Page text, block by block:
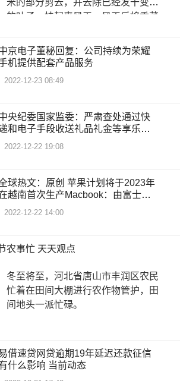
米的部分剪去，并去除已经发干变黄
的叶子。挂起来风干，风干后将香菜
京电子董秘回复：公司持续为荣耀
机提供配套产品服务
2022-12-23 08:49
央纪委国家监委：严肃查处通过快
和电子手段收送礼品礼金等享乐奢
2022-12-22 19:08
球热文：原创 苹果计划将于2023年
越南首次生产Macbook：由富士康
2022-12-22 14:00
农事忙 天天观点
冬至将至，河北省唐山市丰润区农民
忙着在田间大棚进行农作物管护，田
间地头一派忙碌。
借速贷网贷逾期19年延迟还款征信
什么影响 当前动态